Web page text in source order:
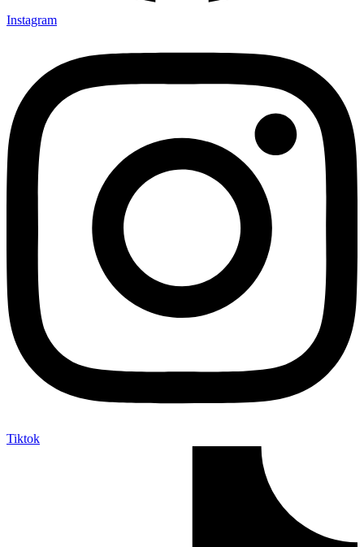
Instagram
Tiktok